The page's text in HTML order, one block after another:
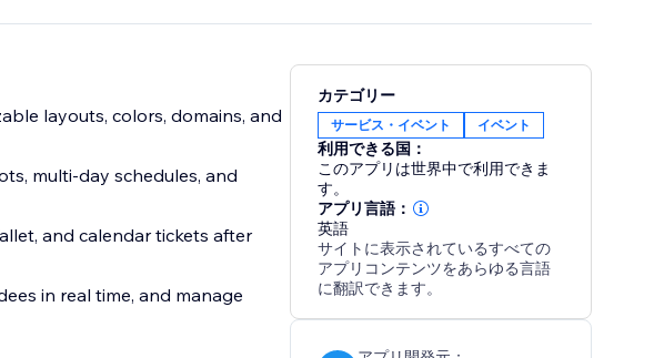
layouts, colors, domains, and
multi-day schedules, and
and calendar tickets after
in real time, and manage
カテゴリー
サービス・イベント イベント
利用できる国：
このアプリは世界中で利用できま
す。
アプリ言語：
英語
サイトに表示されているすべての
アプリコンテンツをあらゆる言語
に翻訳できます。